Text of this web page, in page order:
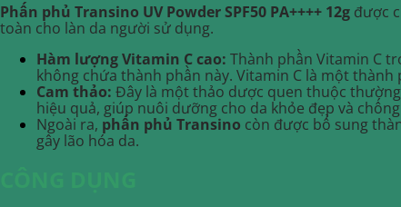
Phấn phủ Transino UV PowderSPF50 PA++++ 12g được
toàn cho làn da người sử dụng.
Hàm lượng Vitamin C cao: Thành phần Vitamin C
không chứa thành phần này. Vitamin C là một
Cam thảo: Đây là một thảo dược quen thuộc
hiệu quả, giúp nuôi dưỡng cho da khỏe đẹp và
Ngoài ra, phấn phủ Transino còn được bổ sung
gây lão hóa da.